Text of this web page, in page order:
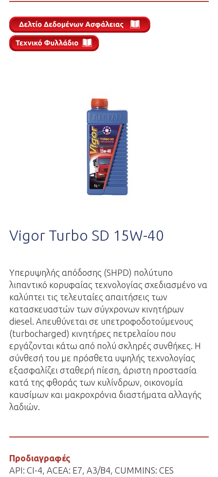
Vigor Turbo SD 15W-40
Υπερυψηλής απόδοσης (SHPD) πολύτυπο
λιπαντικό κορυφαίας τεχνολογίας σχεδιασμένο να
καλύπτει τις τελευταίες απαιτήσεις των
κατασκευαστών των σύγχρονων κινητήρων
diesel. Απευθύνεται σε υπετροφοδοτούμενους
(turbocharged) κινητήρες πετρελαίου που
εργάζονται κάτω από πολύ σκληρές συνθήκες. Η
σύνθεσή του με πρόσθετα υψηλής τεχνολογίας
εξασφαλίζει σταθερή πίεση, άριστη προστασία
κατά της φθοράς των κυλίνδρων, οικονομία
καυσίμων και μακροχρόνια διαστήματα αλλαγής
λαδιών.
Προδιαγραφές
API: CI-4, ACEA: E7, A3/B4, CUMMINS: CES